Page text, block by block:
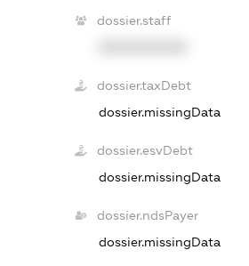
dossier.staff
dossier.taxDebt
dossier.missingData
dossier.esvDebt
dossier.missingData
dossier.ndsPayer
dossier.missingData